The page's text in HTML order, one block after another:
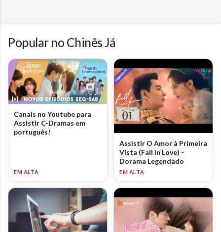
Popular no Chinês Já
Canais no Youtube para
Assistir C-Dramas em
português!
Assistir O Amor à Primeira
Vista (Fall in Love) -
Dorama Legendado